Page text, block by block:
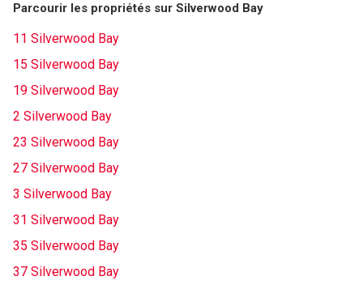
Parcourir les propriétés sur Silverwood Bay
11 Silverwood Bay
15 Silverwood Bay
19 Silverwood Bay
2 Silverwood Bay
23 Silverwood Bay
27 Silverwood Bay
3 Silverwood Bay
31 Silverwood Bay
35 Silverwood Bay
37 Silverwood Bay